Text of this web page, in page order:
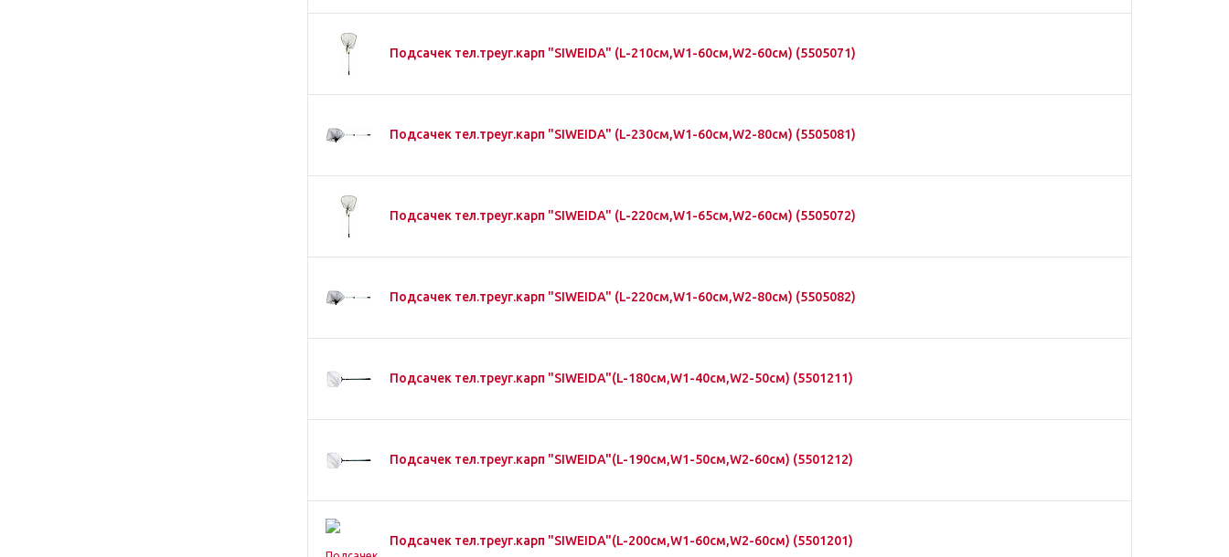
Подсачек тел.треуг.карп "SIWEIDA" (L-210см,W1-60см,W2-60см) (5505071)
Подсачек тел.треуг.карп "SIWEIDA" (L-230см,W1-60см,W2-80см) (5505081)
Подсачек тел.треуг.карп "SIWEIDA" (L-220см,W1-65см,W2-60см) (5505072)
Подсачек тел.треуг.карп "SIWEIDA" (L-220см,W1-60см,W2-80см) (5505082)
Подсачек тел.треуг.карп "SIWEIDA"(L-180см,W1-40см,W2-50см) (5501211)
Подсачек тел.треуг.карп "SIWEIDA"(L-190см,W1-50см,W2-60см) (5501212)
Подсачек тел.треуг.карп "SIWEIDA"(L-200см,W1-60см,W2-60см) (5501201)